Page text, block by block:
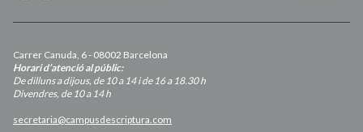
Carrer Canuda, 6 - 08002 Barcelona
Horari d’atenció al públic:
De dilluns a dijous, de 10 a 14 i de 16 a 18.30 h
Divendres, de 10 a 14 h
secretaria@campusdescriptura.com